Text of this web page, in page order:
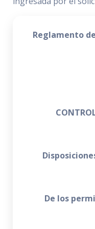
Reglamento
De los